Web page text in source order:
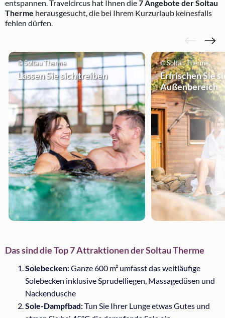
entspannen. Travelcircus hat Ihnen die7 Angebote der Soltau
Therme herausgesucht, die bei Ihrem Kurzurlaub keinesfalls
fehlen dürfen.
© Soltau Therme
Lassen Sie sich treiben
© Soltau Therme
Erfrischen Sie
Außenbereich
Das sind die Top 7 Attraktionen der Soltau Therme
Solebecken:Ganze 600 m² umfasst das weitläufige
Solebecken inklusive Sprudelliegen, Massagedüsen und
Nackendusche
Sole-Dampfbad:Tun Sie Ihrer Lunge etwas Gutes und